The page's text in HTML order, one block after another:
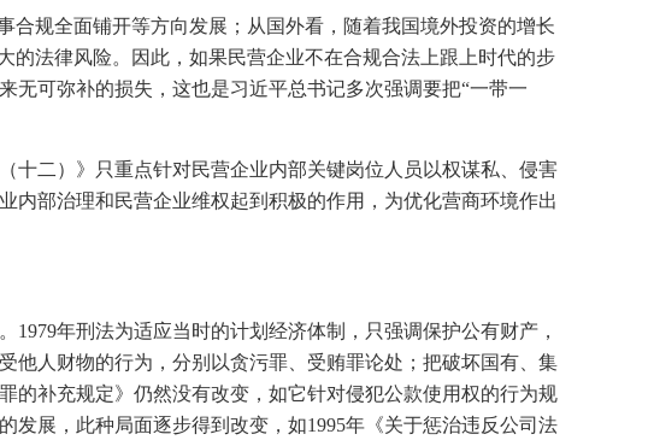
合规全面铺开等方向发展；从国外看，随着我国境外投资的增长
的法律风险。因此，如果民营企业不在合规合法上跟上时代的步
无可弥补的损失，这也是习近平总书记多次强调要把“一带一
十二）》只重点针对民营企业内部关键岗位人员以权谋私、侵害
内部治理和民营企业维权起到积极的作用，为优化营商环境作出
1979年刑法为适应当时的计划经济体制，只强调保护公有财产，
他人财物的行为，分别以贪污罪、受贿罪论处；把破坏国有、集
的补充规定》仍然没有改变，如它针对侵犯公款使用权的行为规
发展，此种局面逐步得到改变，如1995年《关于惩治违反公司法